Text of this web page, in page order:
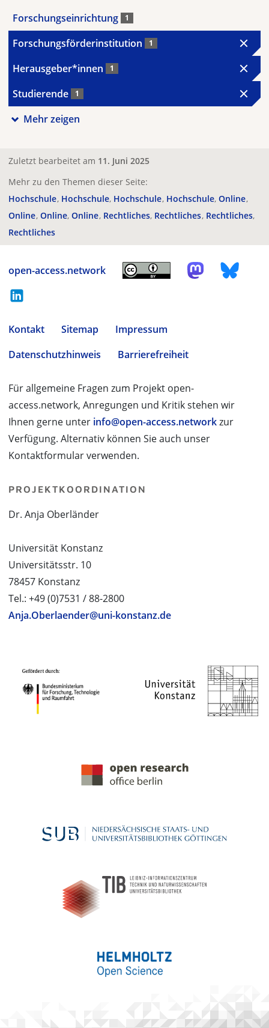
Forschungseinrichtung 1
Forschungsförderinstitution 1
Herausgeber*innen 1
Studierende 1
Mehr zeigen
Zuletzt bearbeitet am 11. Juni 2025
Mehr zu den Themen dieser Seite:
Hochschule Hochschule Hochschule Hochschule Online
Online Online Online Rechtliches Rechtliches Rechtliches
Rechtliches
open-access.network
Kontakt Sitemap
Impressum
Datenschutzhinweis
Barrierefreiheit
Für allgemeine Fragen zum Projekt open-
access.network, Anregungen und Kritik stehen wir
Ihnen gerne unter info@open-access.networkzur
Verfügung. Alternativ können Sie auch unser
Kontaktformular verwenden.
PROJEKTKOORDINATION
Dr. Anja Oberländer
Universität Konstanz
Universitätsstr. 10
78457 Konstanz
Tel.: +49 (0)7531 / 88-2800
Anja.Oberlaender@uni-konstanz.de